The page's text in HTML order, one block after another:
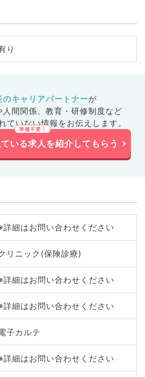
り
のキャリアパートナーが
間関係、 教育・研修制度など
ていない情報をお伝えします。
いる求人を紹介してもらう
詳細はお問い合わせください
リニック(保険診療)
詳細はお問い合わせください
詳細はお問い合わせください
子カルテ
詳細はお問い合わせください